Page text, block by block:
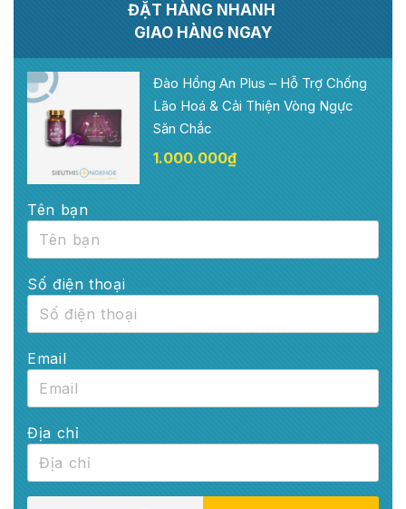
ĐẶT HÀNG NHANH
GIAO HÀNG NGAY
Đào Hồng An Plus – Hỗ Trợ Chống
Lão Hoá & Cải Thiện Vòng Ngực
Săn Chắc
1.000.000₫
Tên bạn
Số điện thoại
Email
Địa chỉ